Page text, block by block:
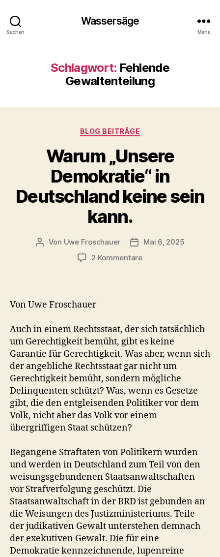
Suchen
Wassersäge
Menü
Schlagwort: Fehlende
Gewaltenteilung
Kategorien
BLOG BEITRÄGE
Warum „Unsere
Demokratie“ in
Deutschland keine sein
kann.
Beitragsautor
Von Uwe Froschauer Beitragsdatum
Mai 6, 2025
2 Kommentarezu
sein
kann.
Von Uwe Froschauer
Auch in einem Rechtsstaat, der sich tatsächlich
um Gerechtigkeit bemüht, gibt es keine
Garantie für Gerechtigkeit. Was aber, wenn sich
der angebliche Rechtsstaat gar nicht um
Gerechtigkeit bemüht, sondern mögliche
Delinquenten schützt? Was, wenn es Gesetze
gibt, die den entgleisenden Politiker vor dem
Volk, nicht aber das Volk vor einem
übergriffigen Staat schützen?
Begangene Straftaten von Politikern wurden
und werden in Deutschland zum Teil von den
weisungsgebundenen Staatsanwaltschaften
vor Strafverfolgung geschützt. Die
Staatsanwaltschaft in der BRD ist gebunden an
die Weisungen des Justizministeriums. Teile
der judikativen Gewalt unterstehen demnach
der exekutiven Gewalt. Die für eine
Demokratie kennzeichnende, lupenreine